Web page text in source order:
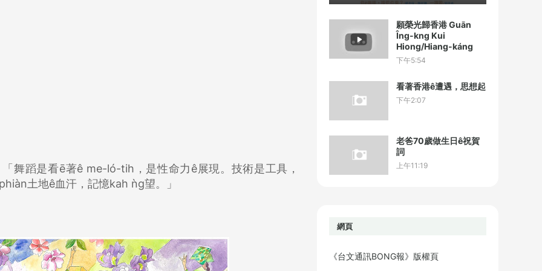
舞蹈是看ē著ê me-ló-tih，是性命力ê展現。技術是工具，
土地ê血汗，記憶kah ǹg望。」
願榮光歸香港 Guān
Îng-kng Kui
Hiong/Hiang-káng
下午5:54
看著香港ê遭遇，思想起
下午2:07
老爸70歲做生日ê祝賀
詞
上午11:19
網頁
《台文通訊BONG報》版權頁